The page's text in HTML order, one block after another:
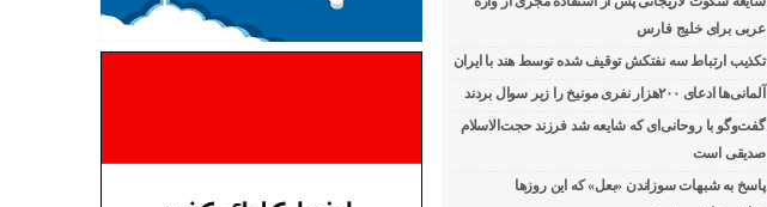
عربی برای خلیج فارس
تکذیب ارتباط سه نفتکش توقیف شده توسط هند با ایران
آلمانی‌ها ادعای ۲۰۰هزار نفری مونیخ را زیر سوال بردند
گفت‌وگو با روحانی‌ای که شایعه شد فرزند حجت‌الاسلام
صدیقی است
پاسخ به شبهات سوزاندن «بعل» که این روزها